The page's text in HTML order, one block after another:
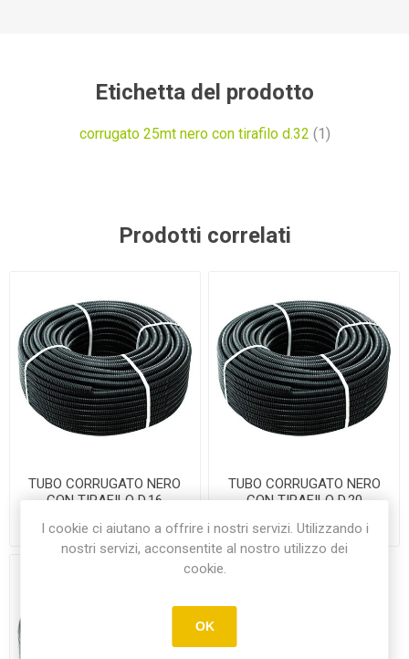
Etichetta del prodotto
corrugato 25mt nero con tirafilo d.32 (1)
Prodotti correlati
TUBO CORRUGATO NERO
CON TIRAFILO D.16
€26,00
TUBO CORRUGATO NERO
CON TIRAFILO D.20
€25,00
I cookie ci aiutano a offrire i nostri servizi. Utilizzando i
nostri servizi, acconsentite al nostro utilizzo dei
cookie.
OK